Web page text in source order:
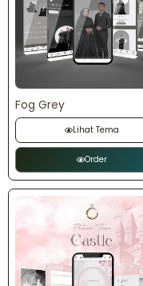
Fog Grey
Lihat Tema
Order